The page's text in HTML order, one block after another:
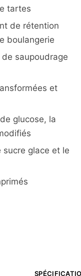
tartes
de rétention
boulangerie
saupoudrage
et
glucose, la
glace et le